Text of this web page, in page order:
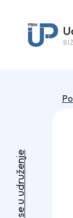
s
e
u
u
d
r
u
ž
e
n
j
e